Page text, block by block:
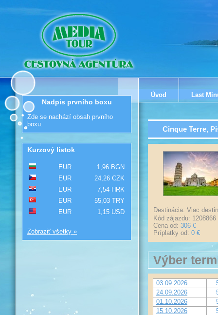
Úvod Last
Cinque Terre,
Destinácia: Viac
Kód zájazdu: 1208866
Cena od: 306 €
Príplatky od: 0 €
Výber
03.09.2026
24.09.2026
01.10.2026
15.10.2026
Nadpis prvního boxu
Zde se nachází obsah prvního
boxu.
Kurzový lístok
EUR
1,96 BGN
EUR
24,26 CZK
EUR
7,54 HRK
EUR
55,03 TRY
EUR
1,15 USD
Zobraziť všetky »